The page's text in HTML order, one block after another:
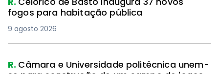
fogos para habitação pública
9 agosto 2026
R. Câmara e Universidade politécnica unem-